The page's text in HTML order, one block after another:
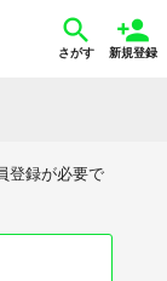
さがす 新規登録
登録が必要で